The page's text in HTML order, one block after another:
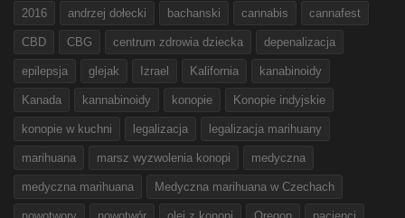
2016 andrzej dołecki bachanski cannabis cannafest
CBD CBG centrum zdrowia dziecka depenalizacja
epilepsja glejak Izrael Kalifornia kanabinoidy
Kanada kannabinoidy konopie Konopie indyjskie
konopie w kuchni legalizacja legalizacja marihuany
marihuana marsz wyzwolenia konopi medyczna
medyczna marihuana Medyczna marihuana w Czechach